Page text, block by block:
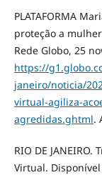
PLATAFORMA
proteção a
Rede Globo, 25
https://
janeiro/noticia/
virtual-agiliza-
agredidas.ghtml.
RIO DE
Virtual.